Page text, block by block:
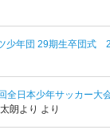
少年団 29期生卒団式
全日本少年サッカー
朗より より